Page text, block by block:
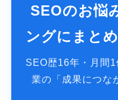
SEOのお悩
ングにまと
SEO歴16年・月間
業の「成果につな